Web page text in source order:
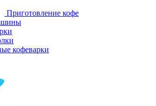
Приготовление кофе
кофеварки